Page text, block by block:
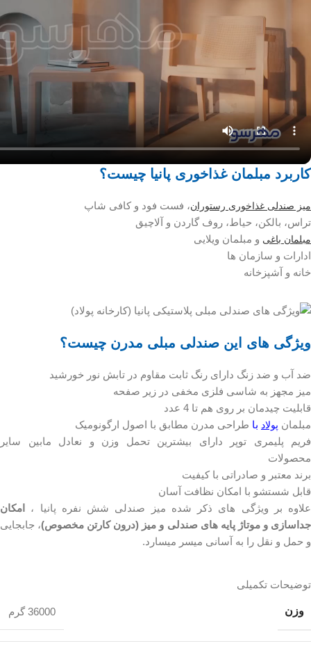
کاربرد مبلمان غذاخوری پانیا چیست؟
میز صندلی غذاخوری رستوران، فست فود و کافی شاپ
تراس، بالکن، حیاط، روف گاردن و آلاچیق
مبلمان باغی و مبلمان ویلایی
ادارات و سازمان ها
خانه و آشپزخانه
ویژگی های این صندلی مبلی مدرن چیست؟
ضد آب و ضد زنگ دارای رنگ ثابت مقاوم در تابش نور خورشید
میز مجهز به شاسی فلزی مخفی در زیر صفحه
قابلیت چیدمان بر روی هم تا 4 عدد
مبلمان پولاد با طراحی مدرن مطابق با اصول ارگونومیک
فریم پلیمری توپر دارای بیشترین تحمل وزن و نعادل مابین سایر
محصولات
برند معتبر و صادراتی با کیفیت
قابل شستشو با امکان نظافت آسان
علاوه بر ویژگی های ذکر شده میز صندلی شش نفره پانیا ،
امکان
جداسازی و موتاژ پایه های صندلی و میز (درون کارتن مخصوص)، جابجایی
و حمل و نقل را به آسانی میسر میسارد.
توضیحات تکمیلی
وزن 36000 گرم